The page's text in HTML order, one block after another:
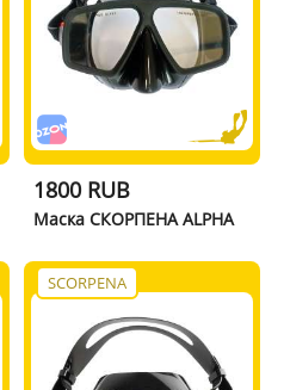
1800 RUB
Маска СКОРПЕНА ALPHA
SCORPENA